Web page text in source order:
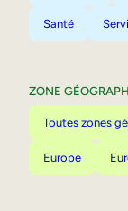
Santé
ZONE
Toutes zones
Europe